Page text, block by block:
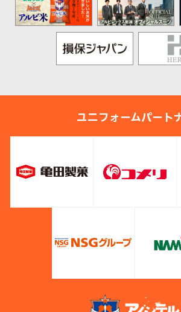
ユニフォームパート